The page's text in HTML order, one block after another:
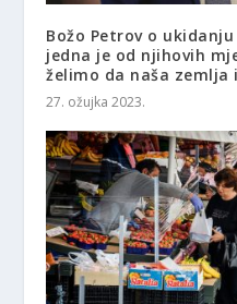
Božo Petrov o
jedna je od njihovih
želimo da naša zemlja
27. ožujka 2023.